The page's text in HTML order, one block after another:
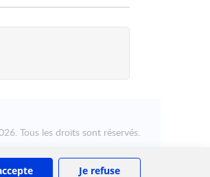
Je refuse
Tous les droits sont réservés.